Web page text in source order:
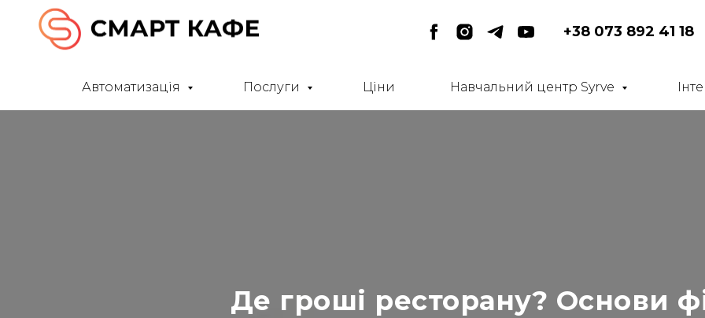
+38 073 892 41 18
Автоматизація Послуги Ціни Навчальний центр Syrve
Де гроші ресторану? Основи